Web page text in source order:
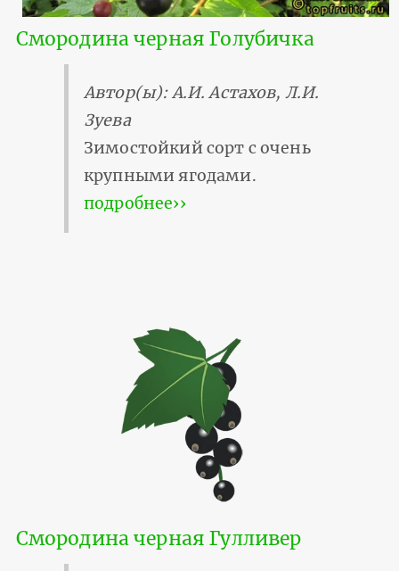
Смородина черная Голубичка
Автор(ы): А.И. Астахов, Л.И.
Зуева
Зимостойкий сорт с очень
крупными ягодами.
подробнее››
Смородина черная Гулливер